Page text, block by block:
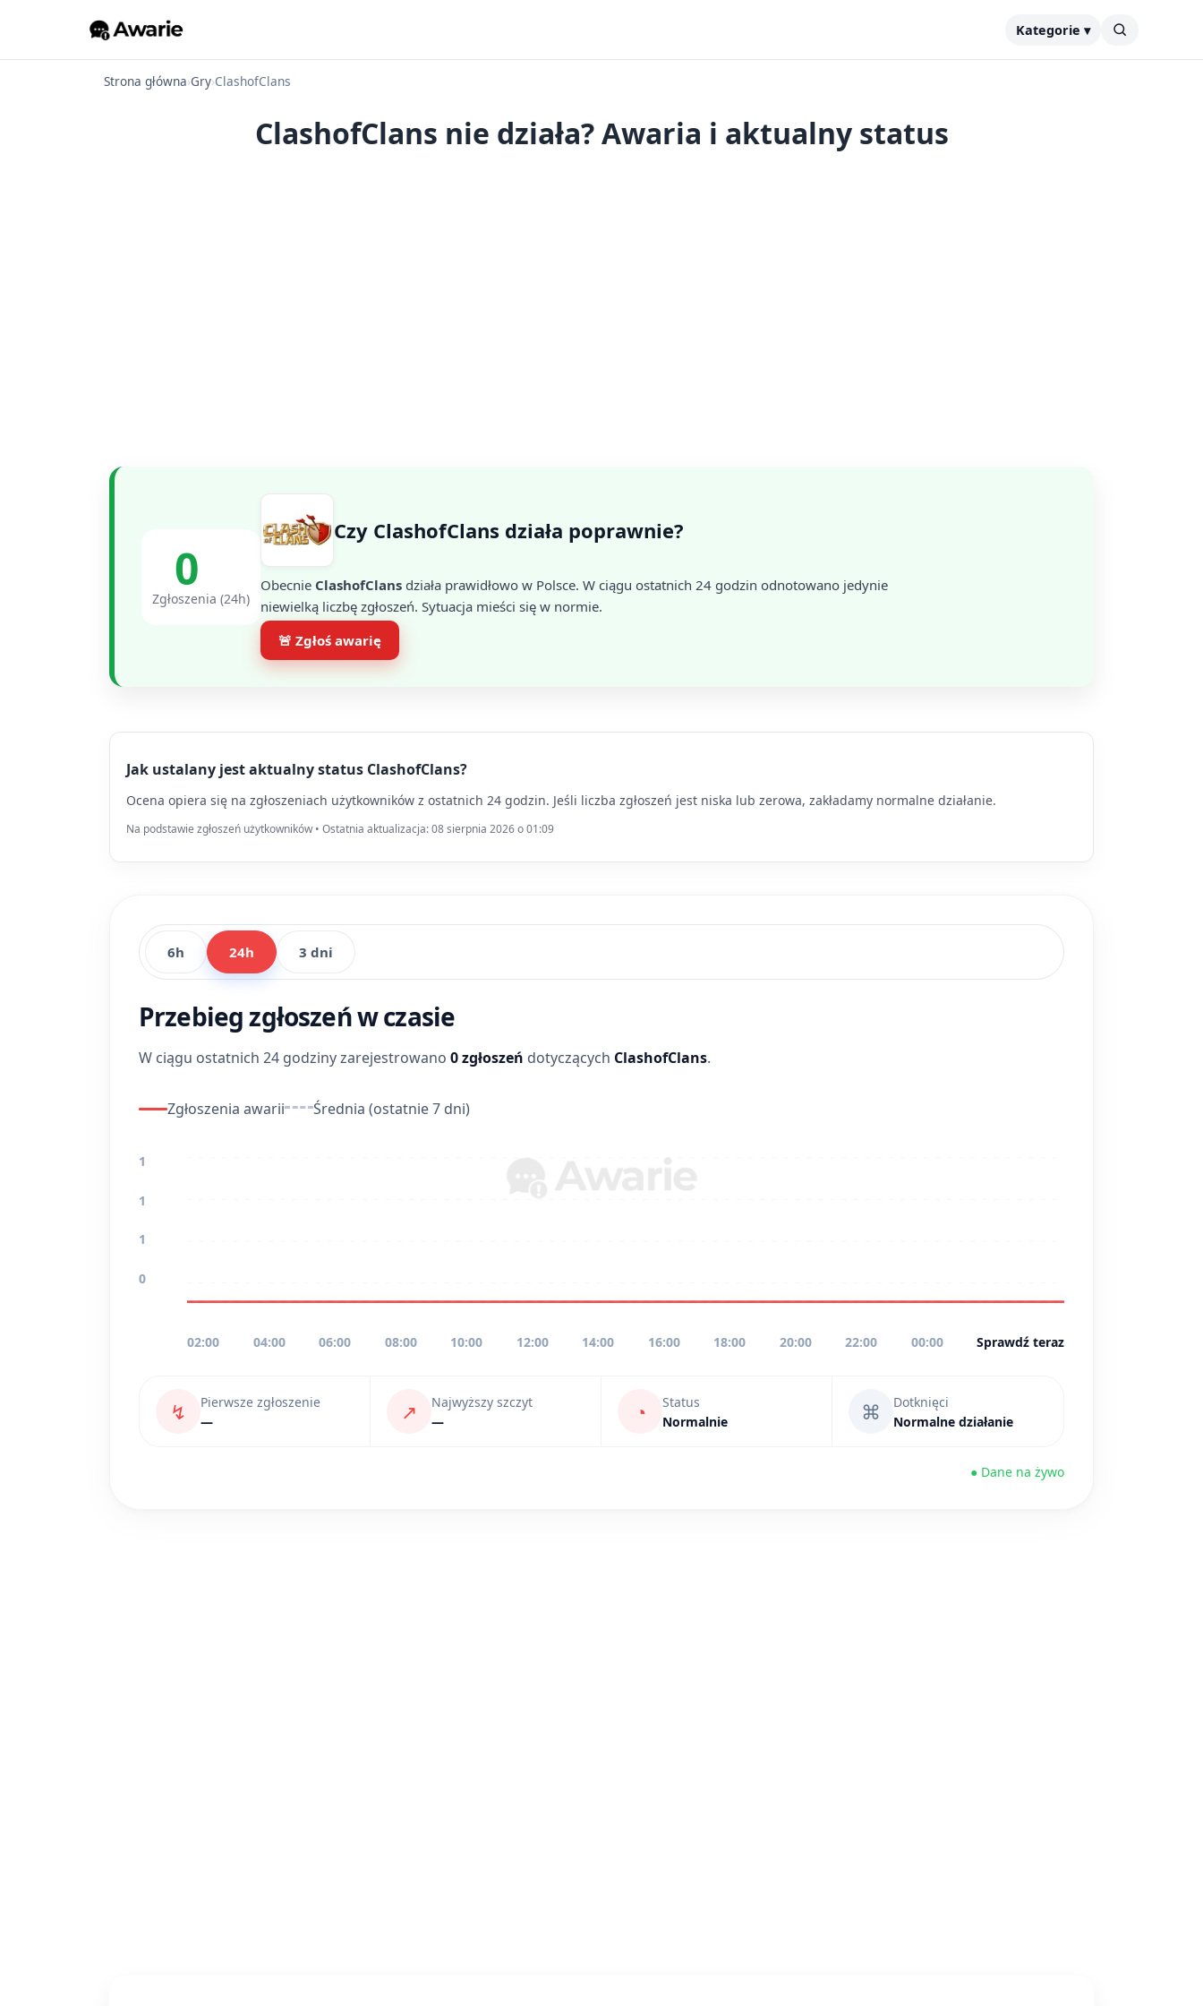
Kategorie ▾
Strona główna›Gry›ClashofClans
ClashofClans nie działa? Awaria i aktualny status
0
Zgłoszenia (24h)
Czy ClashofClans działa poprawnie?
Obecnie ClashofClans działa prawidłowo w Polsce. W ciągu ostatnich 24 godzin odnotowano jedynie
niewielką liczbę zgłoszeń. Sytuacja mieści się w normie.
🚨 Zgłoś awarię
Jak ustalany jest aktualny status ClashofClans?
Ocena opiera się na zgłoszeniach użytkowników z ostatnich 24 godzin. Jeśli liczba zgłoszeń jest niska lub zerowa, zakładamy normalne działanie.
Na podstawie zgłoszeń użytkowników • Ostatnia aktualizacja: 08 sierpnia 2026 o 01:09
6h 24h 3 dni
Przebieg zgłoszeń w czasie
W ciągu ostatnich 24 godziny zarejestrowano 0 zgłoszeń dotyczących ClashofClans.
Zgłoszenia awarii Średnia (ostatnie 7 dni)
1
1
1
0
02:00 04:00 06:00 08:00 10:00 12:00 14:00 16:00 18:00 20:00 22:00 00:00 Sprawdź teraz
↯
Pierwsze zgłoszenie
—
↗
Najwyższy szczyt
—
◔
Status
Normalnie
⌘
Dotknięci
Normalne działanie
● Dane na żywo